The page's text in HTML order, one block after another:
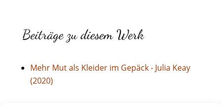
Beiträge zu diesem Werk
Mehr Mut als Kleider im Gepäck - Julia Keay
(2020)